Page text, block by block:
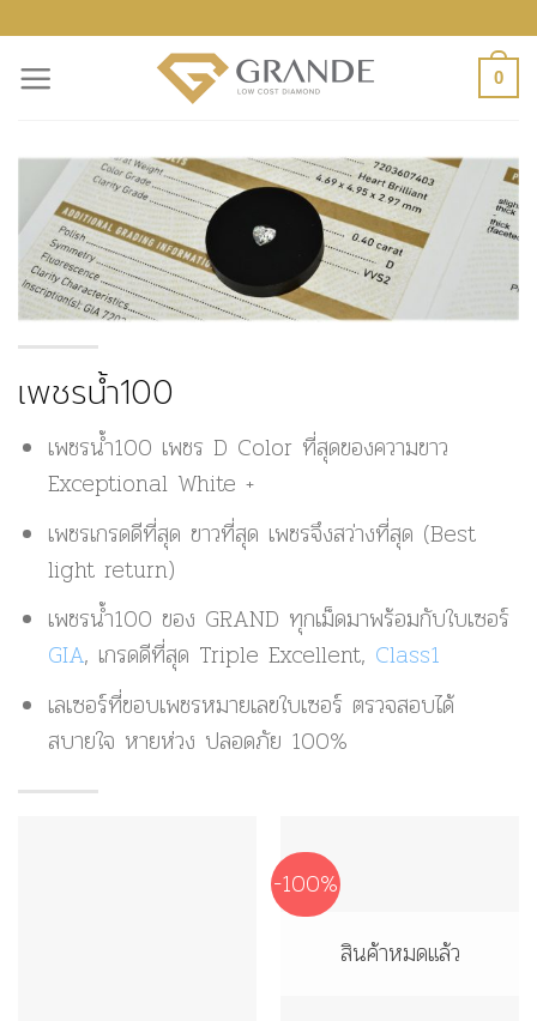
ยัง
0
เพชรน้ำ100
เพชรน้ำ100 เพชร D Color ที่สุดของความขาว
Exceptional White +
เพชรเกรดดีที่สุด ขาวที่สุด เพชรจึงสว่างที่สุด (Best
light return)
เพชรน้ำ100 ของ GRAND ทุกเม็ดมาพร้อมกับใบเซอร์
GIA, เกรดดีที่สุด Triple Excellent, Class1
เลเซอร์ที่ขอบเพชรหมายเลขใบเซอร์ ตรวจสอบได้
สบายใจ หายห่วง ปลอดภัย 100%
-100%
สินค้าหมดแล้ว